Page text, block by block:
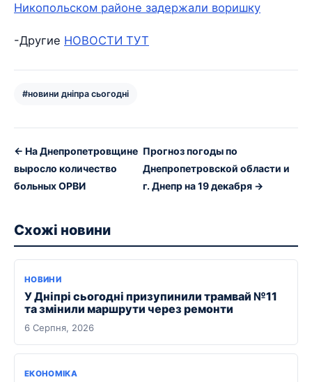
Никопольском районе задержали воришку
-Другие НОВОСТИ ТУТ
#новини дніпра сьогодні
← На Днепропетровщине
выросло количество
больных ОРВИ
Прогноз погоды по
Днепропетровской области и
г. Днепр на 19 декабря →
Схожі новини
НОВИНИ
У Дніпрі сьогодні призупинили трамвай №11
та змінили маршрути через ремонти
6 Серпня, 2026
ЕКОНОМІКА